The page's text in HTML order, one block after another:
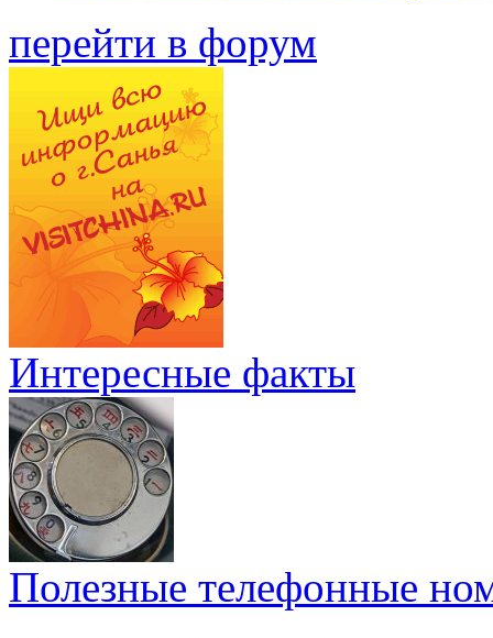
перейти в форум
Интересные факты
Полезные телефонные